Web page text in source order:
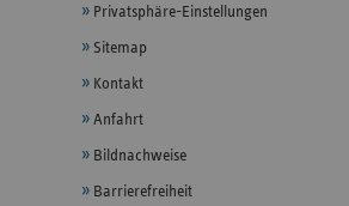
Privatsphäre-Einstellungen
Sitemap
Kontakt
Anfahrt
Bildnachweise
Barrierefreiheit